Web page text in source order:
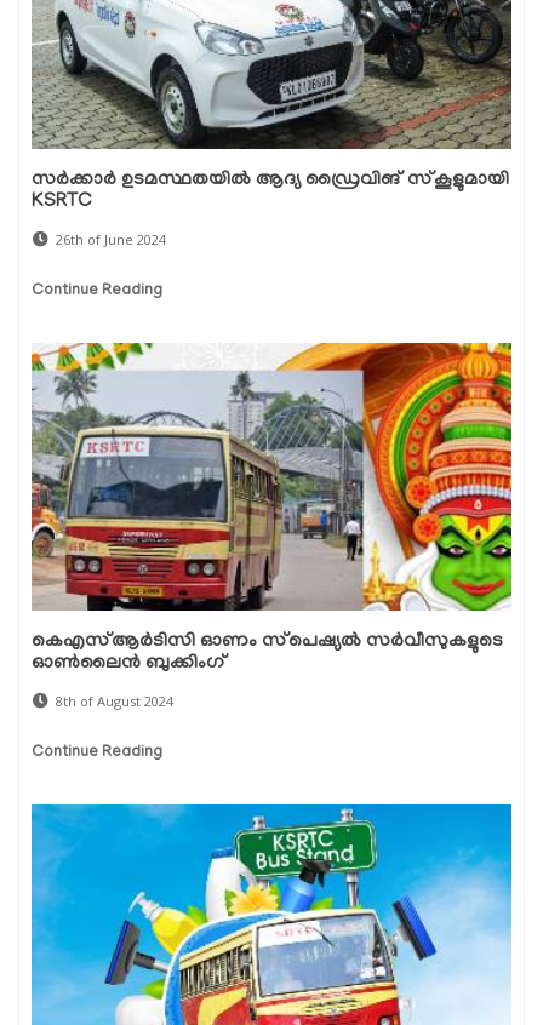
സർക്കാർ ഉടമസ്ഥതയിൽ ആദ്യ ഡ്രൈവിങ് സ്‌കൂളുമായി
KSRTC
26th of June 2024
Continue Reading
കെഎസ്ആര്‍ടിസി ഓണം സ്‌പെഷ്യല്‍ സര്‍വീസുകളുടെ
ഓണ്‍ലൈന്‍ ബുക്കിംഗ്
8th of August 2024
Continue Reading